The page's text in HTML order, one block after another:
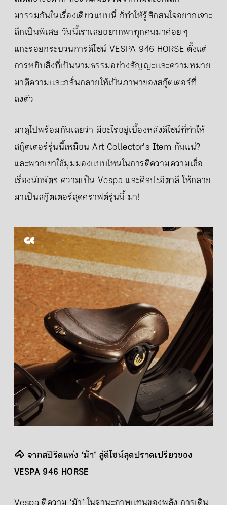
มารวมกันในเรื่องเดียวแบบนี้ ก็ทำให้รู้สึกสนใจอยากเจาะ
ลึกเป็นพิเศษ วันนี้เราเลยอยากพาทุกคนมาค่อย ๆ
แกะรอยกระบวนการดีไซน์ VESPA 946 HORSE ตั้งแต่
การหยิบสิ่งที่เป็นนามธรรมอย่างสัญญะและความหมาย
มาตีความและกลั่นกลายให้เป็นภาษาของสกู๊ตเตอร์ที่
ลงตัว
มาดูไปพร้อมกันเลยว่า มีอะไรอยู่เบื้องหลังดีไซน์ที่ทำให้
สกู๊ตเตอร์รุ่นนี้เหมือน Art Collector's Item กันแน่?
และพวกเขาใช้มุมมองแบบไหนในการตีความความเชื่อ
เรื่องนักษัตร ความเป็น Vespa และศิลปะอิตาลี ให้กลาย
มาเป็นสกู๊ตเตอร์สุดคราฟต์รุ่นนี้ มา!
🐴 จากสปิริตแห่ง ‘ม้า’ สู่ดีไซน์สุดปราดเปรียวของ
VESPA 946 HORSE